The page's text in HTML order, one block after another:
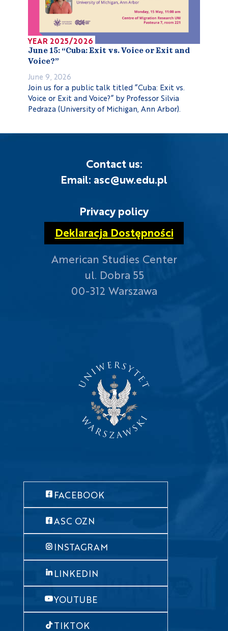
YEAR 2025/2026
June 15: “Cuba: Exit vs. Voice or Exit and
Voice?”
June 9, 2026
Join us for a public talk titled “Cuba: Exit vs.
Voice or Exit and Voice?” by Professor Silvia
Pedraza (University of Michigan, Ann Arbor).
Contact us:
Email: asc@uw.edu.pl
Privacy policy
Deklaracja Dostępności
American Studies Center
ul. Dobra 55
00-312 Warszawa
FACEBOOK
ASC OZN
INSTAGRAM
LINKEDIN
YOUTUBE
TIKTOK